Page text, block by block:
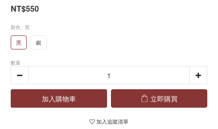
NT$550
顏色 : 黑
黑 銀
數量
加入購物車 立即購買
加入追蹤清單